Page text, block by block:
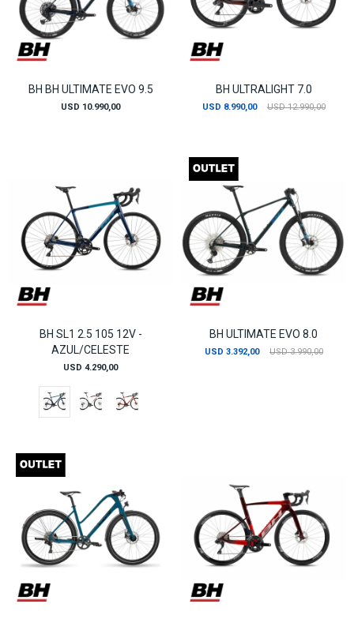
BH BH ULTIMATE EVO 9.5
USD 10.990,00
BH ULTRALIGHT 7.0
USD 8.990,00 USD 12.990,00
BH SL1 2.5 105 12V -
AZUL/CELESTE
USD 4.290,00
BH ULTIMATE EVO 8.0
USD 3.392,00 USD 3.990,00